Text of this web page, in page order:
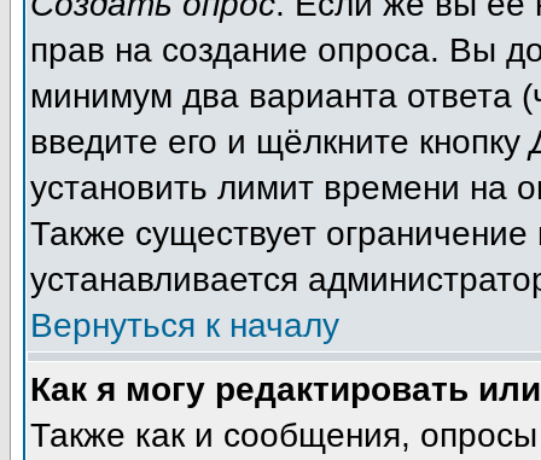
прав на создание опроса. Вы
минимум два варианта ответа
введите его и щёлкните кнопку
установить лимит времени на
Также существует
устанавливается
Вернуться к началу
Как я могу редактировать
Также как и сообщения, опросы